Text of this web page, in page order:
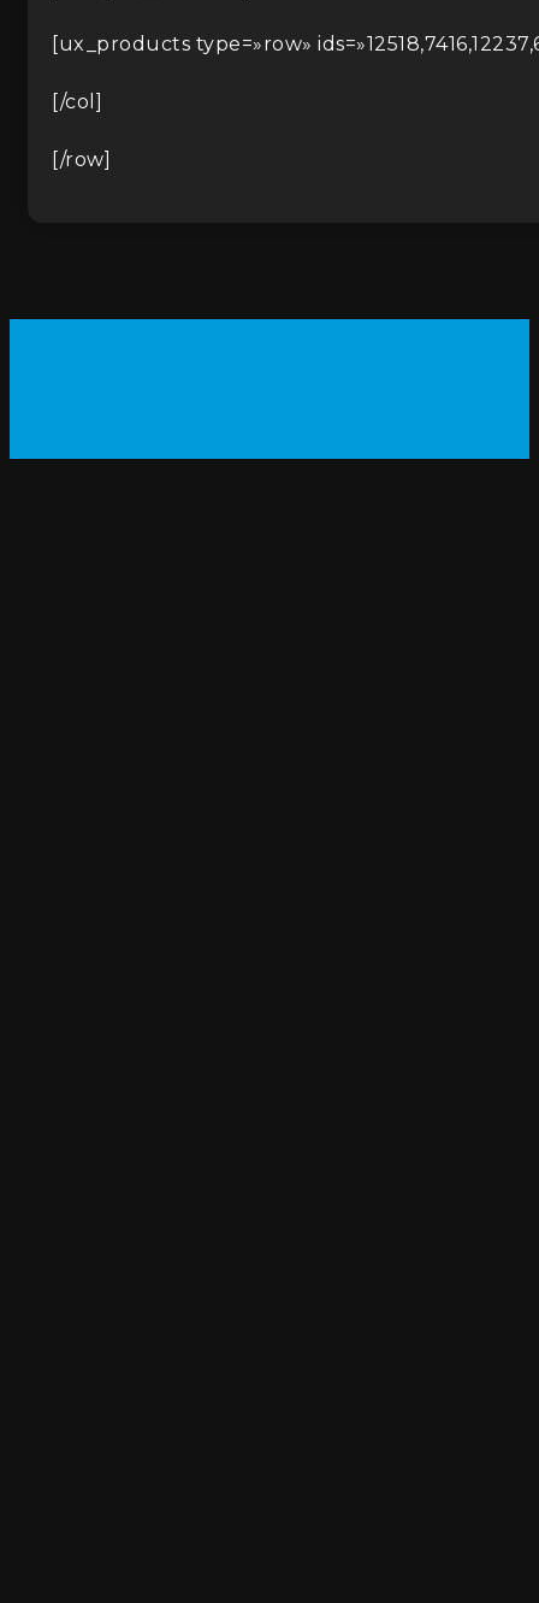
[ux_products type=»row»
[/col]
[/row]